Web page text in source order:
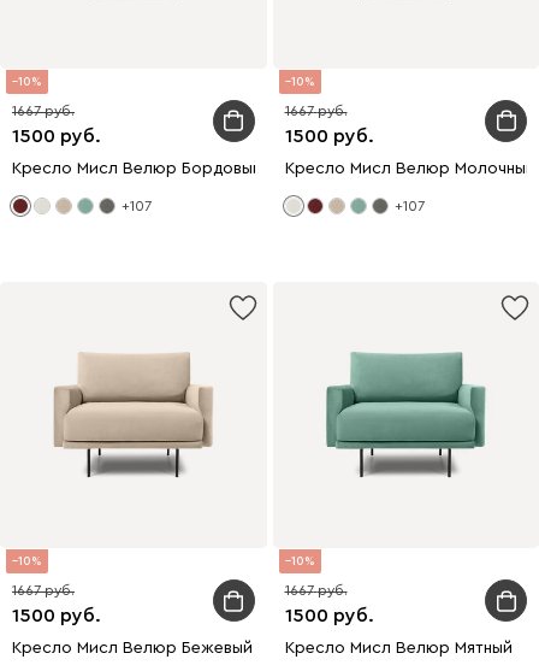
10
1500
1667
Кресло Мисл Велюр Бордовый
+107
10
1500
1667
Кресло Мисл Велюр Молочный
+107
10
1500
1667
Кресло Мисл Велюр Бежевый
10
1500
1667
Кресло Мисл Велюр Мятный